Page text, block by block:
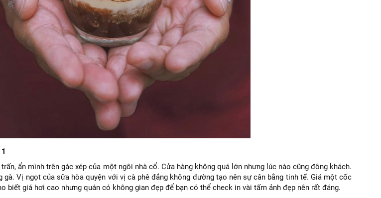
ẩn mình trên gác xép của một ngôi nhà cổ. Cửa hàng không quá lớn nhưng lúc nào cũng đông khách.
Vị ngọt của sữa hòa quyện với vị cà phê đắng không đường tạo nên sự cân bằng tinh tế. Giá một cốc
biết giá hơi cao nhưng quán có không gian đẹp để bạn có thể check in vài tấm ảnh đẹp nên rất đáng.